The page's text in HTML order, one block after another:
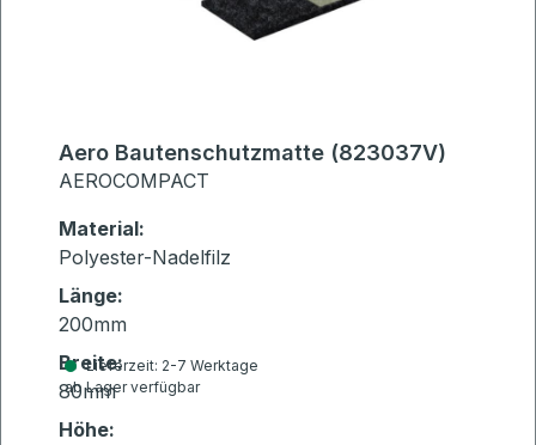
Aero Bautenschutzmatte (823037V)
AEROCOMPACT
Material:
Polyester-Nadelfilz
Länge:
200mm
Breite:
80mm
Höhe:
Lieferzeit: 2-7 Werktage
ab Lager verfügbar